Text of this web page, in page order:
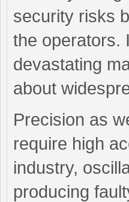
security risks
the operators.
devastating
about
Precision as
require high
industry,
producing